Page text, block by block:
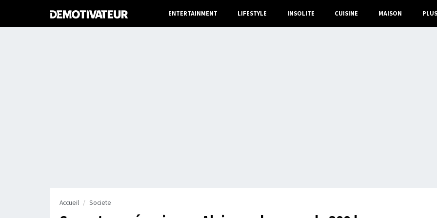
ENTERTAINMENT LIFESTYLE INSOLITE CUISINE MAISON PLUS
Accueil Societe